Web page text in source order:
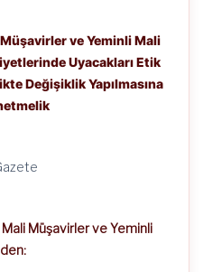
ve Yeminli Mali
Uyacakları Etik
Değişiklik Yapılmasına
Müşavirler ve Yeminli